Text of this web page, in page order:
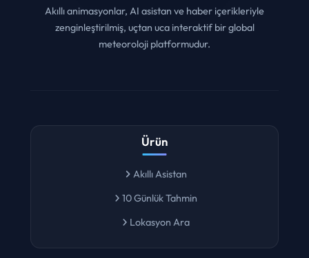
hava durumu, radar, deniz ve solar verilerini analiz eder.
Akıllı animasyonlar, AI asistan ve haber içerikleriyle
zenginleştirilmiş, uçtan uca interaktif bir global
Ürün